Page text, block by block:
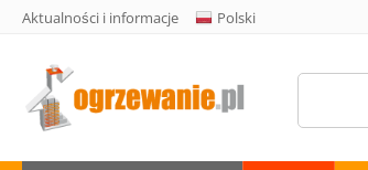
Aktualności i informacje Polski